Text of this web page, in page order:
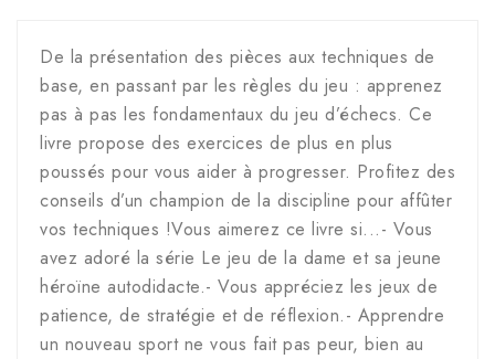
De la présentation des pièces aux techniques de
base, en passant par les règles du jeu : apprenez
pas à pas les fondamentaux du jeu d’échecs. Ce
livre propose des exercices de plus en plus
poussés pour vous aider à progresser. Profitez des
conseils d’un champion de la discipline pour affûter
vos techniques !Vous aimerez ce livre si...- Vous
avez adoré la série Le jeu de la dame et sa jeune
héroïne autodidacte.- Vous appréciez les jeux de
patience, de stratégie et de réflexion.- Apprendre
un nouveau sport ne vous fait pas peur, bien au